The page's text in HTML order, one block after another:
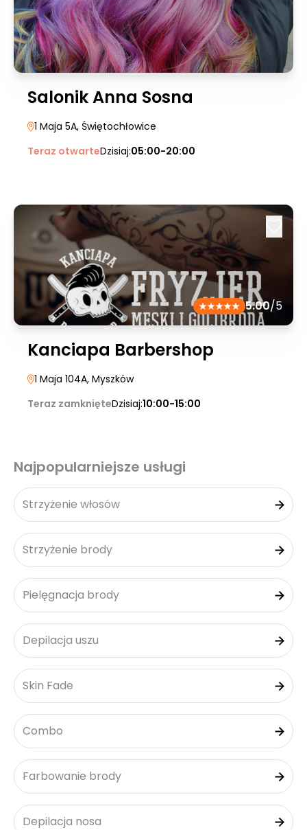
Salonik Anna Sosna
1 Maja 5A, Świętochłowice
Teraz otwarteDzisiaj:05:00-20:00
5.00/5
Kanciapa Barbershop
1 Maja 104A, Myszków
Teraz zamknięteDzisiaj:10:00-15:00
Najpopularniejsze usługi
Strzyżenie włosów
Strzyżenie brody
Pielęgnacja brody
Depilacja uszu
Skin Fade
Combo
Farbowanie brody
Depilacja nosa